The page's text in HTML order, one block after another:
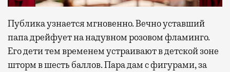
Публика узнается мгновенно. Вечно уставший
папа дрейфует на надувном розовом фламинго.
Его дети тем временем устраивают в детской зоне
шторм в шесть баллов. Пара дам с фигурами, за